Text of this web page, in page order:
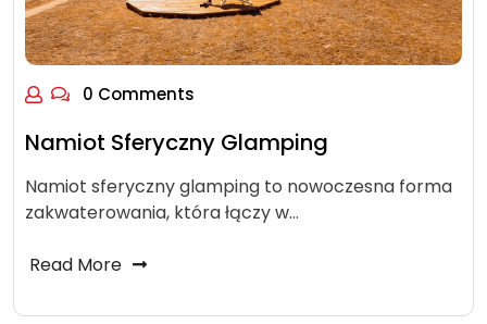
0 Comments
Namiot Sferyczny Glamping
Namiot sferyczny glamping to nowoczesna forma
zakwaterowania, która łączy w…
Read More